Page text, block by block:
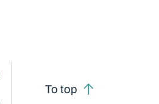
To top